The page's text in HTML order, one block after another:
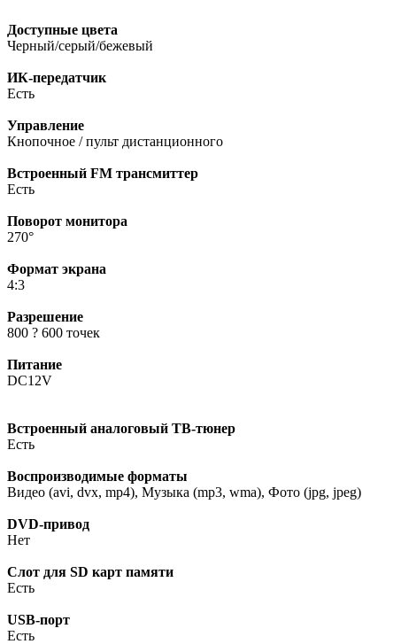
Доступные цвета
Черный/серый/бежевый
ИК-передатчик
Есть
Управление
Кнопочное / пульт дистанционного
Встроенный FM трансмиттер
Есть
Поворот монитора
270°
Формат экрана
4:3
Разрешение
800 ? 600 точек
Питание
DC12V
Встроенный аналоговый ТВ-тюнер
Есть
Воспроизводимые форматы
Видео (avi, dvx, mp4), Музыка (mp3, wma), Фото (jpg, jpeg)
DVD-привод
Нет
Слот для SD карт памяти
Есть
USB-порт
Есть